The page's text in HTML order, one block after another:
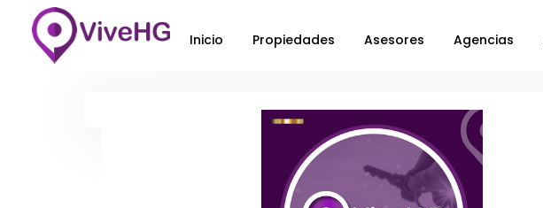
Inicio Propiedades Asesores Agencias